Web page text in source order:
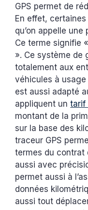
GPS permet de
En effet,
qu’on appelle une
Ce terme signifie
». Ce système de
totalement aux
véhicules à usage
est aussi adapté
appliquent untarif
montant de la
sur la base des
traceur GPS
termes du contrat
aussi avec
permet aussi à
données
aussi tout